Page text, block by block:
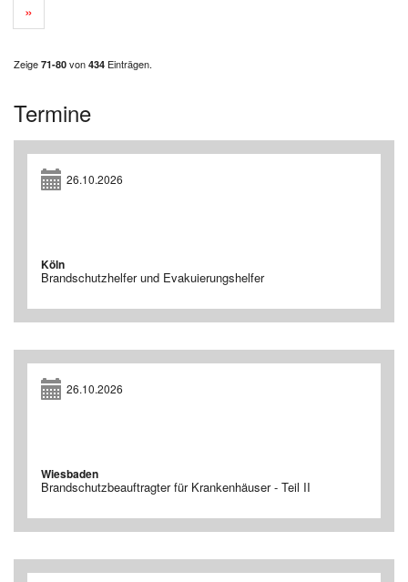
»
Zeige 71-80 von 434 Einträgen.
Termine
26.10.2026
Köln
Brandschutzhelfer und Evakuierungshelfer
26.10.2026
Wiesbaden
Brandschutzbeauftragter für Krankenhäuser - Teil II